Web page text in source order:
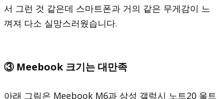
서 그런 것 같은데 스마트폰과 거의 같은 무게감이 느
껴져 다소 실망스러웠습니다.
③ Meebook 크기는 대만족
아래 그림은 Meebook M6과 삼성 갤럭시 노트20 울트